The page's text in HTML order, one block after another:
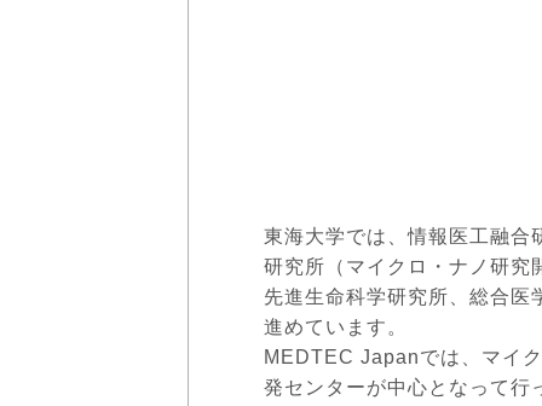
東海大学では、情報医工融合
研究所（マイクロ・ナノ研究
先進生命科学研究所、総合医
進めています。
MEDTEC Japanでは、マイ
発センターが中心となって行